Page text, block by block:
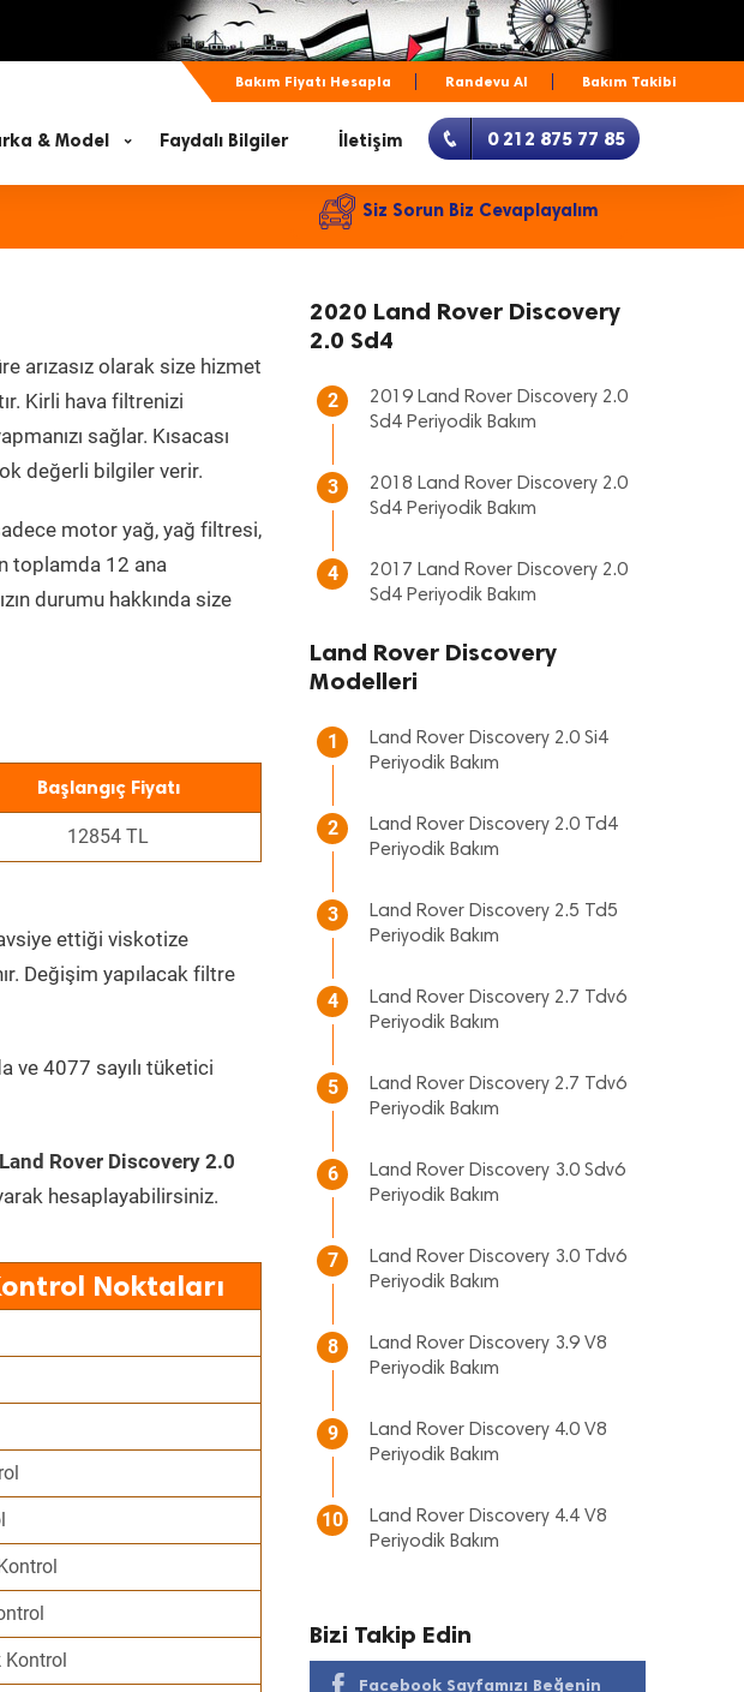
Bakım Fiyatı Hesapla Randevu Al Bakım Takibi
& Model Faydalı Bilgiler İletişim 0 212 875 77 85
Siz Sorun Biz Cevaplayalım
arızasız olarak size hizmet
Kirli hava filtrenizi
sağlar. Kısacası
değerli bilgiler verir.
motor yağ, yağ filtresi,
toplamda 12 ana
durumu hakkında size
Başlangıç Fiyatı
12854 TL
ettiği viskotize
Değişim yapılacak filtre
ve 4077 sayılı tüketici
Rover Discovery 2.0
hesaplayabilirsiniz.
Noktaları
Kontrol
2020 Land Rover Discovery
2.0 Sd4
2
2019 Land Rover Discovery 2.0
Sd4 Periyodik Bakım
3
2018 Land Rover Discovery 2.0
Sd4 Periyodik Bakım
4
2017 Land Rover Discovery 2.0
Sd4 Periyodik Bakım
Land Rover Discovery
Modelleri
1
Land Rover Discovery 2.0 Si4
Periyodik Bakım
2
Land Rover Discovery 2.0 Td4
Periyodik Bakım
3
Land Rover Discovery 2.5 Td5
Periyodik Bakım
4
Land Rover Discovery 2.7 Tdv6
Periyodik Bakım
5
Land Rover Discovery 2.7 Tdv6
Periyodik Bakım
6
Land Rover Discovery 3.0 Sdv6
Periyodik Bakım
7
Land Rover Discovery 3.0 Tdv6
Periyodik Bakım
8
Land Rover Discovery 3.9 V8
Periyodik Bakım
9
Land Rover Discovery 4.0 V8
Periyodik Bakım
10
Land Rover Discovery 4.4 V8
Periyodik Bakım
Bizi Takip Edin
Facebook Sayfamızı Beğenin